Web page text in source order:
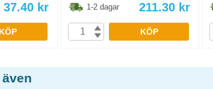
37.40 kr
KÖP
1-2 dagar 211.30 kr
KÖP